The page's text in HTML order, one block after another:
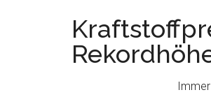
Entwickler
aus
Bonn